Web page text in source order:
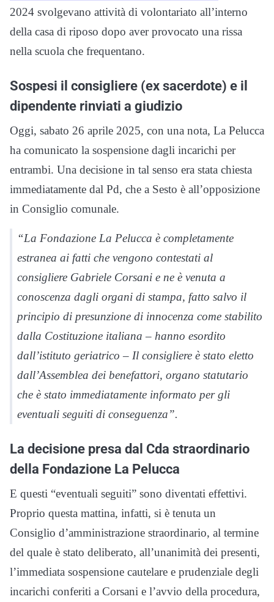
2024 svolgevano attività di volontariato all’interno
della casa di riposo dopo aver provocato una rissa
nella scuola che frequentano.
Sospesi il consigliere (ex sacerdote) e il
dipendente rinviati a giudizio
Oggi, sabato 26 aprile 2025, con una nota, La Pelucca
ha comunicato la sospensione dagli incarichi per
entrambi. Una decisione in tal senso era stata chiesta
immediatamente dal Pd, che a Sesto è all’opposizione
in Consiglio comunale.
“La Fondazione La Pelucca è completamente
estranea ai fatti che vengono contestati al
consigliere Gabriele Corsani e ne è venuta a
conoscenza dagli organi di stampa, fatto salvo il
principio di presunzione di innocenza come stabilito
dalla Costituzione italiana – hanno esordito
dall’istituto geriatrico – Il consigliere è stato eletto
dall’Assemblea dei benefattori, organo statutario
che è stato immediatamente informato per gli
eventuali seguiti di conseguenza”.
La decisione presa dal Cda straordinario
della Fondazione La Pelucca
E questi “eventuali seguiti” sono diventati effettivi.
Proprio questa mattina, infatti, si è tenuta un
Consiglio d’amministrazione straordinario, al termine
del quale è stato deliberato, all’unanimità dei presenti,
l’immediata sospensione cautelare e prudenziale degli
incarichi conferiti a Corsani e l’avvio della procedura,